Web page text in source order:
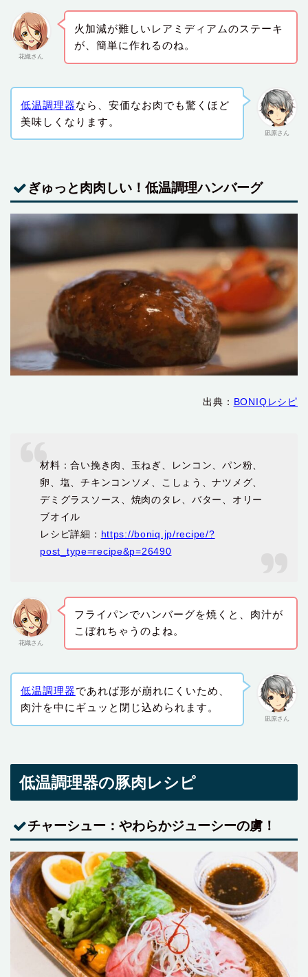
花織さん
火加減が難しいレアミディアムのステーキ
が、簡単に作れるのね。
凪原さん
低温調理器なら、安価なお肉でも驚くほど
美味しくなります。
ぎゅっと肉肉しい！低温調理ハンバーグ
出典： BONIQレシピ
材料：合い挽き肉、玉ねぎ、レンコン、パン粉、
卵、塩、チキンコンソメ、こしょう、ナツメグ、
デミグラスソース、焼肉のタレ、バター、オリー
ブオイル
レシピ詳細： https://boniq.jp/recipe/?
post_type=recipe&p=26490
花織さん
フライパンでハンバーグを焼くと、肉汁が
こぼれちゃうのよね。
凪原さん
低温調理器であれば形が崩れにくいため、
肉汁を中にギュッと閉じ込められます。
低温調理器の豚肉レシピ
チャーシュー：やわらかジューシーの虜！